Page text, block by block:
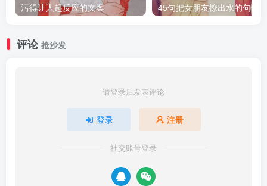
污得让人起反应的文案 45句把女朋友撩出水的句子
评论 抢沙发
请登录后发表评论
登录 注册
社交账号登录